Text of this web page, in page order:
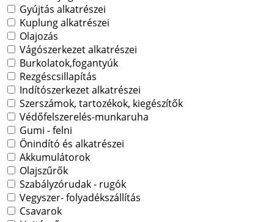
Gyújtás alkatrészei
Kuplung alkatrészei
Olajozás
Vágószerkezet alkatrészei
Burkolatok,fogantyúk
Rezgéscsillapítás
Indítószerkezet alkatrészei
Szerszámok, tartozékok, kiegészítők
Védőfelszerelés-munkaruha
Gumi - felni
Önindító és alkatrészei
Akkumulátorok
Olajszűrők
Szabályzórudak - rugók
Vegyszer- folyadékszállítás
Csavarok